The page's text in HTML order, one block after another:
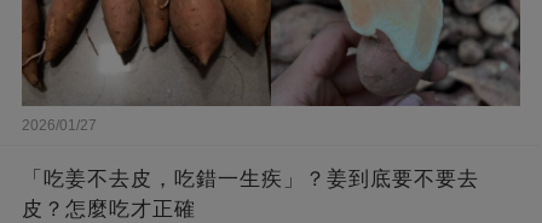
2026/01/27
「吃姜不去皮，吃錯一生疾」？姜到底要不要去
皮？怎麼吃才正確